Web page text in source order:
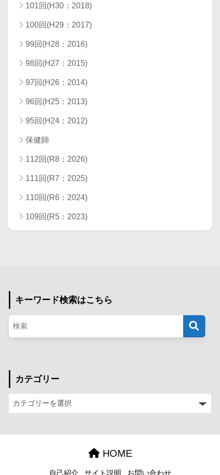
101回(H30：2018)
100回(H29：2017)
99回(H28：2016)
98回(H27：2015)
97回(H26：2014)
96回(H25：2013)
95回(H24：2012)
保健師
112回(R8：2026)
111回(R7：2025)
110回(R6：2024)
109回(R5：2023)
キーワード検索はこちら
カテゴリー
HOME
自己紹介 サイト説明 お問い合わせ